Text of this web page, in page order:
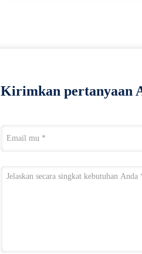
Kirimkan pertanyaan